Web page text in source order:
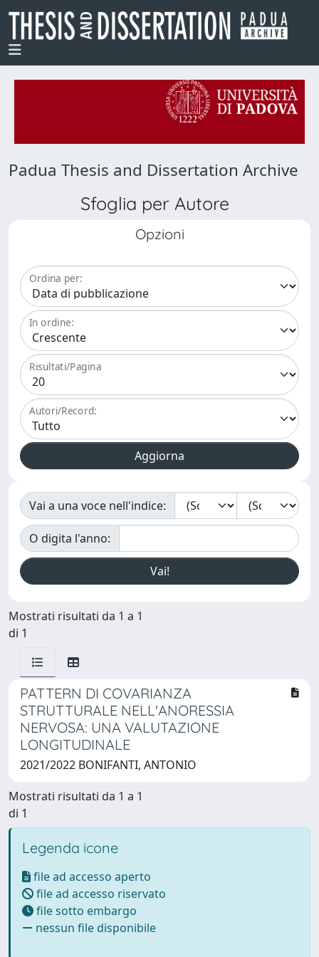
Padua Thesis and Dissertation Archive
Sfoglia per Autore
Opzioni
Ordina per:
In ordine:
Risultati/Pagina
Autori/Record:
Vai a una voce nell'indice:
O digita l'anno:
Mostrati risultati da 1 a 1
di 1
PATTERN DI COVARIANZA
STRUTTURALE NELL'ANORESSIA
NERVOSA: UNA VALUTAZIONE
LONGITUDINALE
2021/2022 BONIFANTI, ANTONIO
Mostrati risultati da 1 a 1
di 1
Legenda icone
file ad accesso aperto
file ad accesso riservato
file sotto embargo
nessun file disponibile